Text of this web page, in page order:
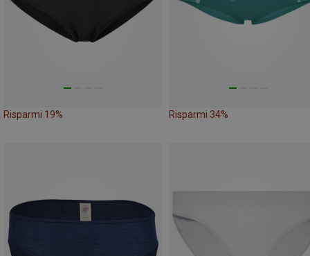
Risparmi 19% Risparmi 34%